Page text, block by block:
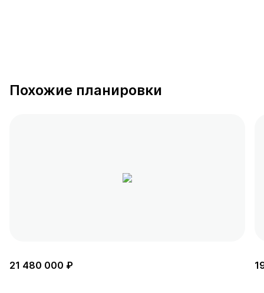
Похожие планировки
21 480 000 ₽